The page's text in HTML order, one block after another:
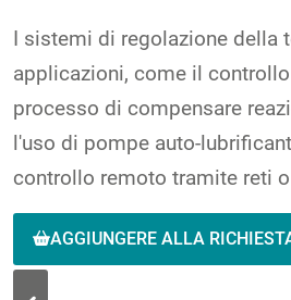
I sistemi di regolazione della
applicazioni, come il
processo di compensare
l'uso di pompe auto-
controllo remoto tramite reti
AGGIUNGERE ALLA